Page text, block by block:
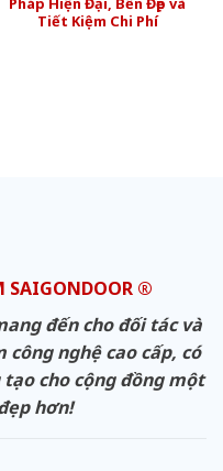
Tiết Kiệm Chi Phí
SAIGONDOOR ®
đến cho đối tác và
nghệ cao cấp, có
cho cộng đồng một
hơn!